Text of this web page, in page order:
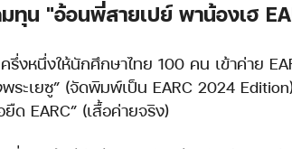
ทุน "อ้อนพี่สายเปย์ พาน้องเฮ
งหนึ่งให้นักศึกษาไทย 100 คน เข้าค่าย
ระเยซู” (จัดพิมพ์เป็น EARC 2024
ยืด EARC” (เสื้อค่ายจริง)